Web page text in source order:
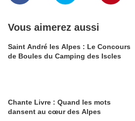
Vous aimerez aussi
Saint André les Alpes : Le Concours
de Boules du Camping des Iscles
Chante Livre : Quand les mots
dansent au cœur des Alpes